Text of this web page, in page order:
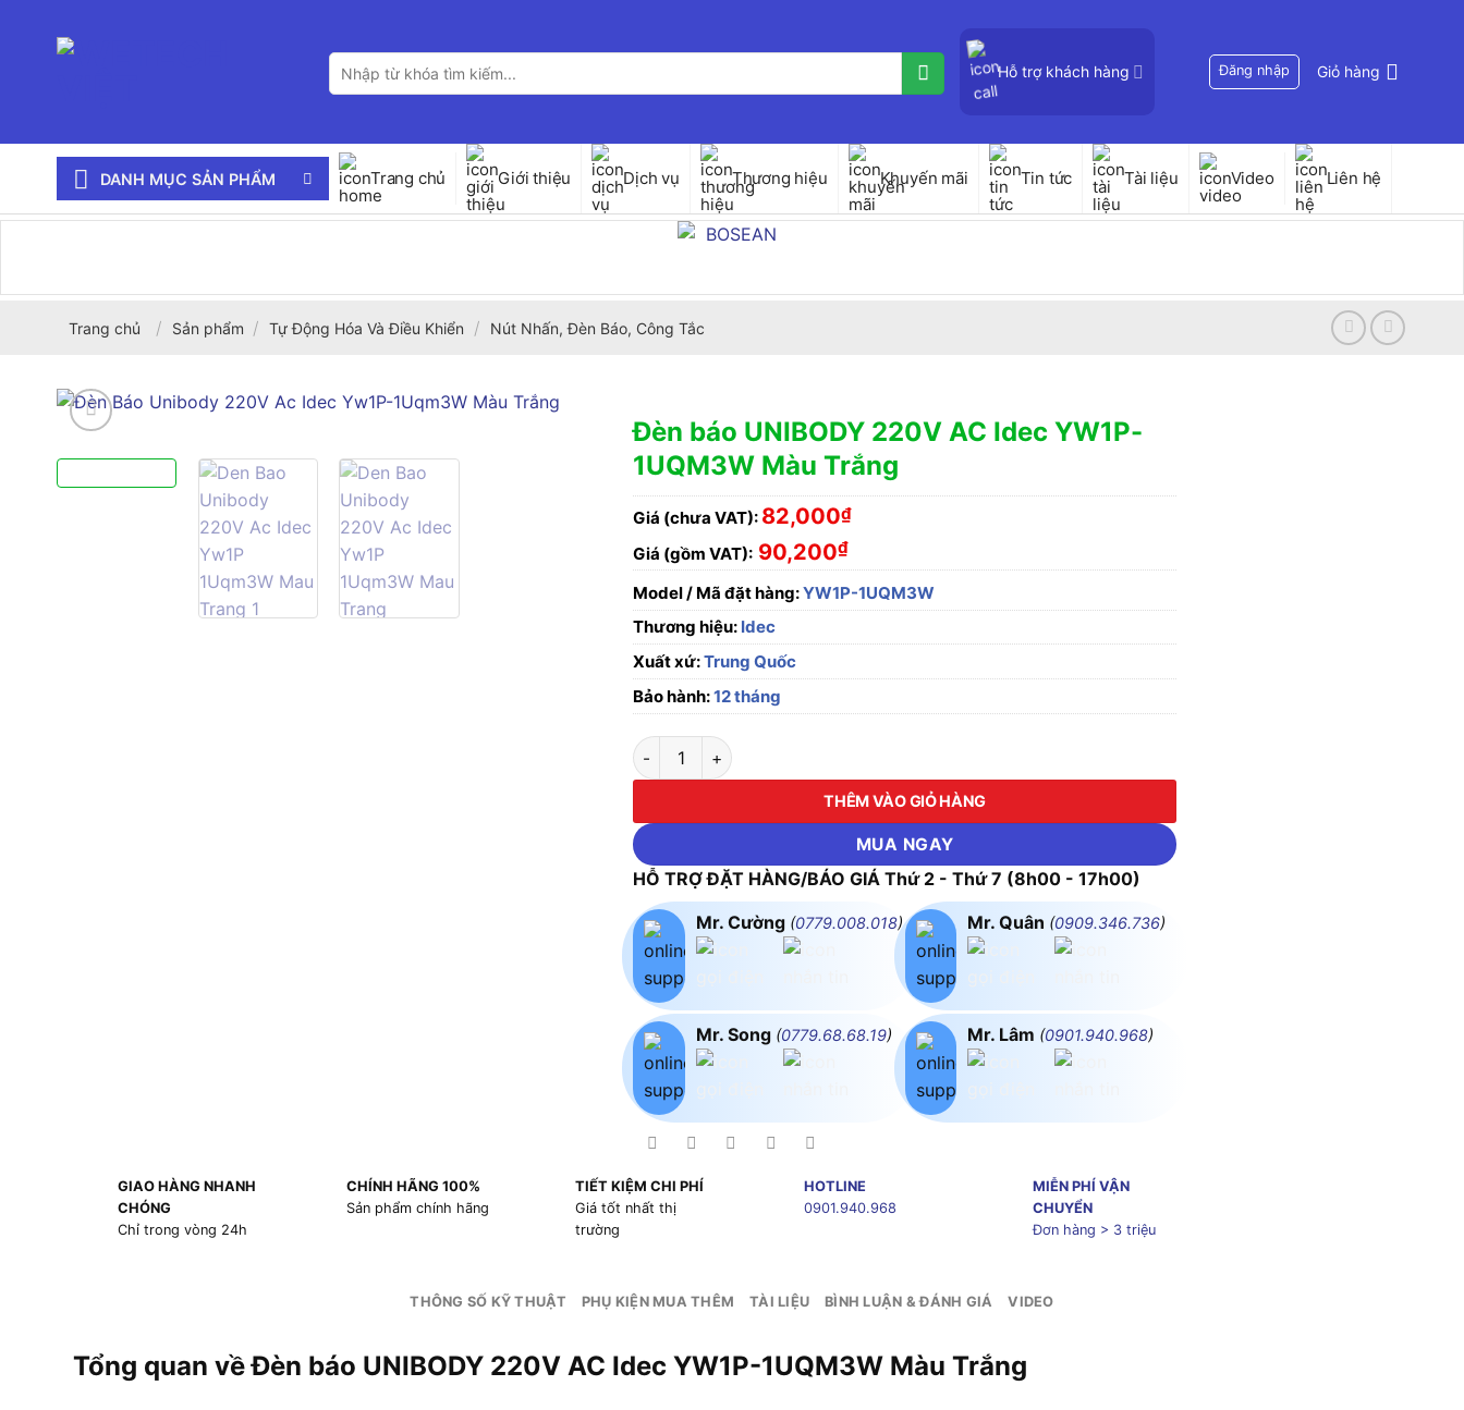
Tìm
kiếm:
Hỗ trợ khách hàng Đăng nhập Giỏ hàng
DANH MỤC SẢN PHẨM Trang chủ Giới thiệu Dịch vụ Thương hiệu Khuyến mãi Tin tức Tài liệu Video Liên hệ
Trang chủ / Sản phẩm / Tự Động Hóa Và Điều Khiển / Nút Nhấn, Đèn Báo, Công Tắc
Đèn báo UNIBODY 220V AC Idec YW1P-
1UQM3W Màu Trắng
Giá (chưa VAT): 82,000₫
Giá (gồm VAT): 90,200₫
Model / Mã đặt hàng:YW1P-1UQM3W
Thương hiệu: Idec
Xuất xứ:Trung Quốc
Bảo hành:12 tháng
Đèn báo UNIBODY 220V AC Idec YW1P-1UQM3W Màu Trắng số lượng
THÊM VÀO GIỎ HÀNG
MUA NGAY
HỖ TRỢ ĐẶT HÀNG/BÁO GIÁ Thứ 2 - Thứ 7 (8h00 - 17h00)
Mr. Cường (0779.008.018)
Mr. Song (0779.68.68.19)
Mr. Quân (0909.346.736)
Mr. Lâm (0901.940.968)
GIAO HÀNG NHANH
CHÓNG
Chỉ trong vòng 24h
CHÍNH HÃNG 100%
Sản phẩm chính hãng
TIẾT KIỆM CHI PHÍ
Giá tốt nhất thị
trường
HOTLINE
0901.940.968
MIỄN PHÍ VẬN
CHUYỂN
Đơn hàng > 3 triệu
THÔNG SỐ KỸ THUẬT PHỤ KIỆN MUA THÊM TÀI LIỆU BÌNH LUẬN & ĐÁNH GIÁ VIDEO
Tổng quan về Đèn báo UNIBODY 220V AC Idec YW1P-1UQM3W Màu Trắng